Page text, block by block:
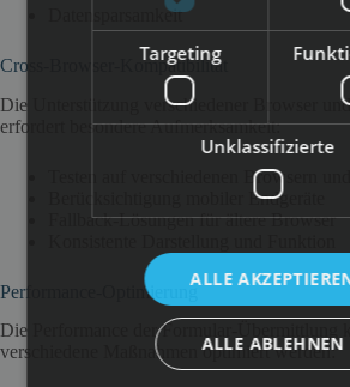
Datensparsamkeit
Cross-Browser-Kompatibilität
Die Unterstützung verschiedener Browser und
erfordert besondere Aufmerksamkeit:
Testen auf verschiedenen Browsern und
Berücksichtigung mobiler Endgeräte
Fallback-Lösungen für ältere Browser
Performance-Optimierung
Die Performance der Formular-Übermittlung
verschiedene Maßnahmen optimiert werden:
Targeting
Unklassifizierte
ALLE
ALLE ABLEHNEN